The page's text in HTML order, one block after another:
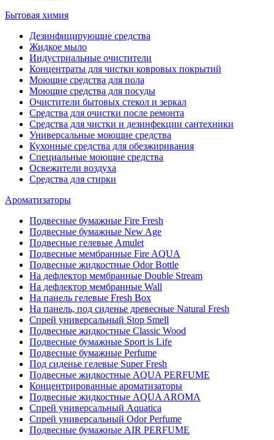
Бытовая химия
Дезинфицирующие средства
Жидкое мыло
Индустриальные очистители
Концентраты для чистки ковровых покрытий
Моющие средства для пола
Моющие средства для посуды
Очистители бытовых стекол и зеркал
Средства для очистки после ремонта
Средства для чистки и дезинфекции сантехники
Универсальные моющие средства
Кухонные средства для обезжиривания
Специальные моющие средства
Освежители воздуха
Средства для стирки
Ароматизаторы
Подвесные бумажные Fire Fresh
Подвесные бумажные New Age
Подвесные гелевые Amulet
Подвесные мембранные Fire AQUA
Подвесные жидкостные Odor Bottle
На дефлектор мембранные Double Stream
На дефлектор мембранные Wall
На панель гелевые Fresh Box
На панель, под сиденье древесные Natural Fresh
Спрей универсальный Stop Smell
Подвесные жидкостные Classic Wood
Подвесные бумажные Sport is Life
Подвесные бумажные Perfume
Под сиденье гелевые Super Fresh
Подвесные жидкостные AQUA PERFUME
Концентрированные ароматизаторы
Подвесные жидкостные AQUA AROMA
Спрей универсальный Aquatica
Спрей универсальный Odor Perfume
Подвесные бумажные AIR PERFUME